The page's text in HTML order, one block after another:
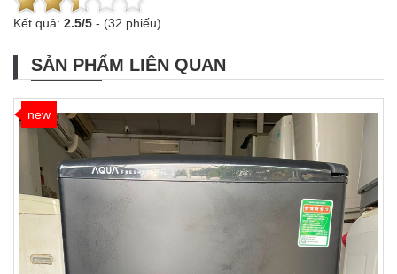
Kết quả: 2.5/5 - (32 phiếu)
SẢN PHẨM LIÊN QUAN
new